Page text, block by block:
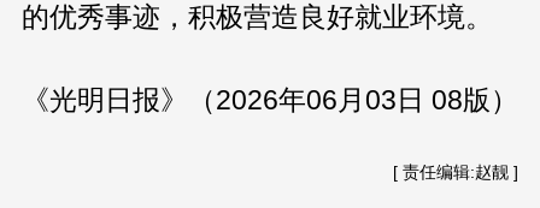
的优秀事迹，积极营造良好就业环境。
《光明日报》（2026年06月03日 08版）
[ 责任编辑:赵靓 ]